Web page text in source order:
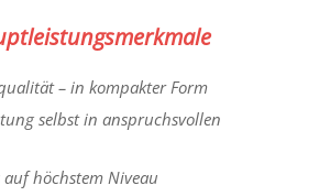
– in kompakter Form
selbst in anspruchsvollen
auf höchstem Niveau